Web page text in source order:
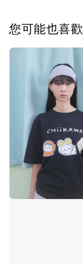
您可能也喜歡